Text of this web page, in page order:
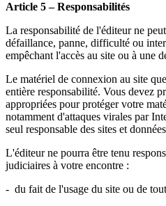
Article 5 – Responsabilités
La responsabilité de l'éditeur ne
défaillance, panne, difficulté ou
empêchant l'accès au site ou à une
Le matériel de connexion au site
entière responsabilité. Vous devez
appropriées pour protéger votre
notamment d'attaques virales par
seul responsable des sites et
L'éditeur ne pourra être tenu
judiciaires à votre encontre :
- du fait de l'usage du site ou de